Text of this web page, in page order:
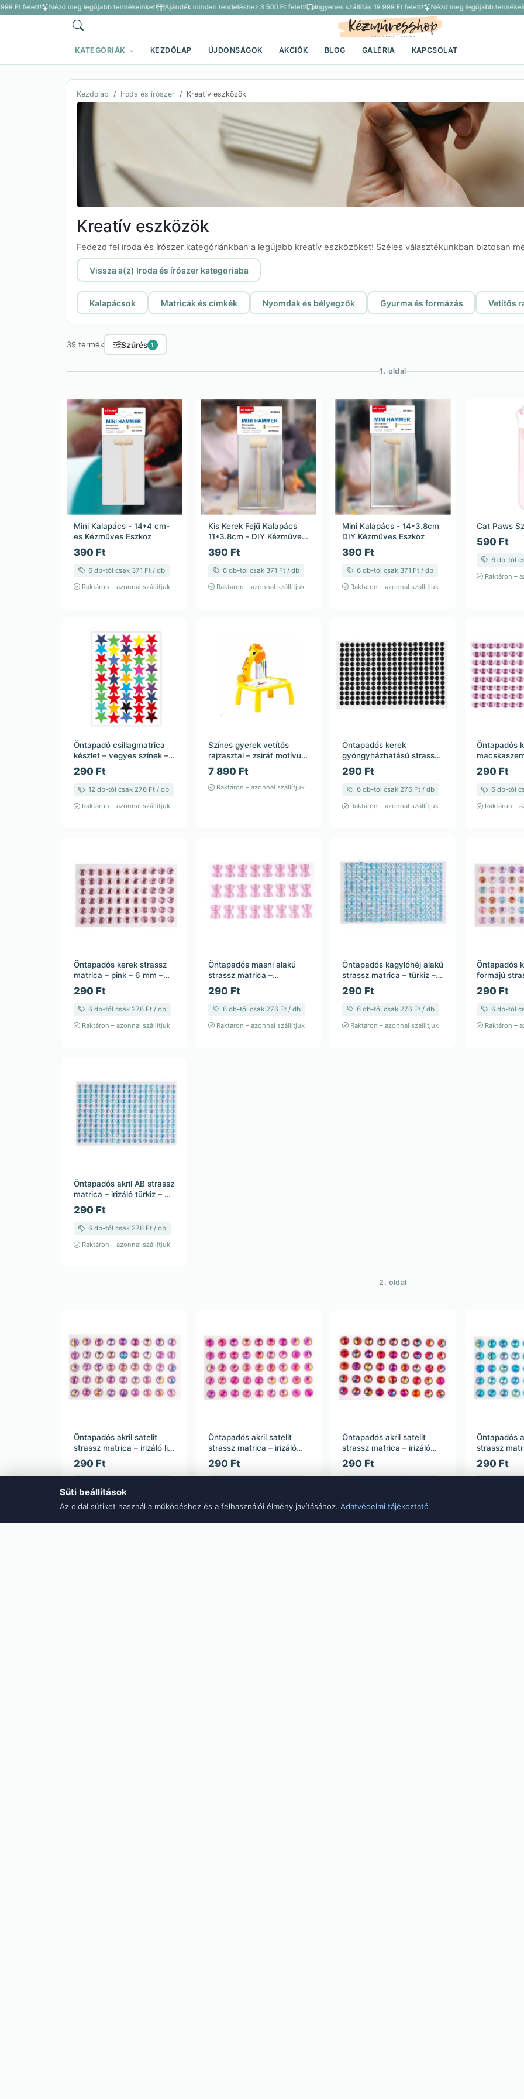
felett! Nézd meg legújabb termékeinket! Ajándék minden rendeléshez 3 500 Ft felett! Ingyenes szállítás 19 999 Ft felett! Nézd meg legújabb termékeinket!
KATEGÓRIÁK KEZDŐLAP ÚJDONSÁGOK AKCIÓK BLOG GALÉRIA KAPCSOLAT
Kezdolap Iroda és írószer Kreatív eszközök
Kreatív eszközök
Fedezd fel iroda és írószer kategóriánkban a legújabb kreatív eszközöket! Széles választékunkban biztosan
Vissza a(z) Iroda és írószer kategoriaba
Kalapácsok Matricák és címkék Nyomdák és bélyegzők Gyurma és formázás Vetítős
39 termék Szűrés 1
1. oldal
Mini Kalapács - 14*4 cm-
es Kézműves Eszköz
390 Ft
6 db-tól csak 371 Ft / db
Raktáron – azonnal szállítjuk
Kis Kerek Fejű Kalapács
11*3.8cm - DIY Kézműves
Eszköz
390 Ft
6 db-tól csak 371 Ft / db
Raktáron – azonnal szállítjuk
Mini Kalapács - 14*3.8cm
DIY Kézműves Eszköz
390 Ft
6 db-tól csak 371 Ft / db
Raktáron – azonnal szállítjuk
Cat Paws
590 Ft
6 db-tól
Raktáron –
Öntapadó csillagmatrica
készlet – vegyes színek –
45 db – 5 lap – 11×15 cm
290 Ft
12 db-tól csak 276 Ft / db
Raktáron – azonnal szállítjuk
Színes gyerek vetítős
rajzasztal – zsiráf motívum
– 12 db filctoll – vegyes
színek – 40×35×50 cm
7 890 Ft
Raktáron – azonnal szállítjuk
Öntapadós kerek
gyöngyházhatású strassz
matrica – fekete – 12 mm –
23,5 cm
290 Ft
6 db-tól csak 276 Ft / db
Raktáron – azonnal szállítjuk
Öntapadós
strassz
metál – 6
290 Ft
6 db-tól
Raktáron –
Öntapadós kerek strassz
matrica – pink – 6 mm –
23,5 cm
290 Ft
6 db-tól csak 276 Ft / db
Raktáron – azonnal szállítjuk
Öntapadós masni alakú
strassz matrica –
rózsaszín metál – 6 mm –
23,5 cm – 12 db
290 Ft
6 db-tól csak 276 Ft / db
Raktáron – azonnal szállítjuk
Öntapadós kagylóhéj alakú
strassz matrica – türkiz – 6
mm – 23,5 cm
290 Ft
6 db-tól csak 276 Ft / db
Raktáron – azonnal szállítjuk
Öntapadós
formájú
többszínű –
cm
290 Ft
6 db-tól
Raktáron –
Öntapadós akril AB strassz
matrica – irizáló türkiz – 6
mm – 23,5 cm
290 Ft
6 db-tól csak 276 Ft / db
Raktáron – azonnal szállítjuk
2. oldal
Öntapadós akril satelit
strassz matrica – irizáló lila
– közepes méret – 23,5
cm
290 Ft
Raktáron – azonnal szállítjuk
Öntapadós akril satelit
strassz matrica – irizáló
pink – közepes méret –
23,5 cm
290 Ft
Öntapadós akril satelit
strassz matrica – irizáló
multicolor – közepes méret
– 23,5 cm
290 Ft
Öntapadós
strassz
kék –
23,5 cm
290 Ft
Raktáron –
Süti beállítások
Az oldal sütiket használ a működéshez és a felhasználói élmény javításához. Adatvédelmi tájékoztató